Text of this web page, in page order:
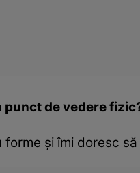
punct de vedere
şi îmi doresc